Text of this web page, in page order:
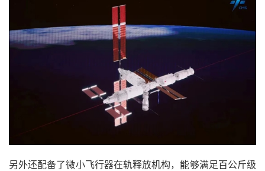
另外还配备了微小飞行器在轨释放机构，能够满足百公斤级